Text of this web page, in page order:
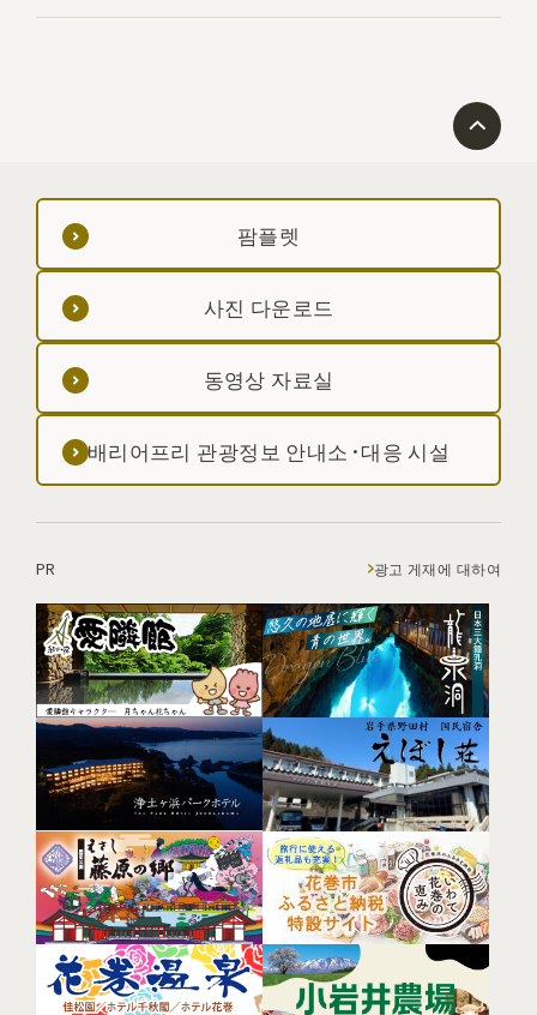
팜플렛
사진 다운로드
동영상 자료실
배리어프리 관광정보 안내소·대응 시설
PR 광고 게재에 대하여